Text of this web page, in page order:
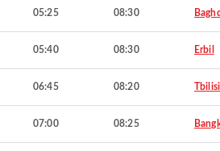
05:25 08:30
05:40 08:30 Erbil
06:45 08:20 Tbilisi
07:00 08:25